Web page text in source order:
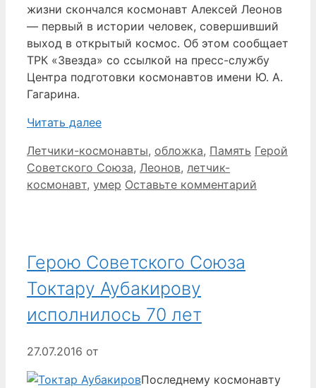
жизни скончался космонавт Алексей Леонов
— первый в истории человек, совершивший
выход в открытый космос. Об этом сообщает
ТРК «Звезда» со ссылкой на пресс-службу
Центра подготовки космонавтов имени Ю. А.
Гагарина.
Читать далее
Рубрики
Летчики-космонавты, обложка, Память Метки
Герой
Советского Союза, Леонов, летчик-
космонавт, умер Оставьте комментарий
Герою Советского Союза
Токтару Аубакирову
исполнилось 70 лет
27.07.2016 от
Последнему космонавту